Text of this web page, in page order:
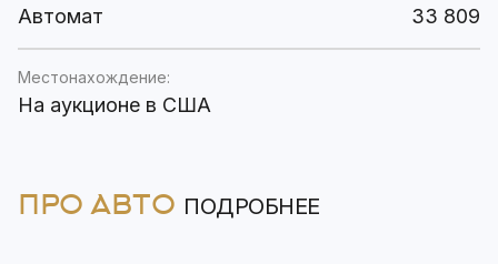
Автомат 33 809
Местонахождение:
На аукционе в США
ПРО АВТО ПОДРОБНЕЕ